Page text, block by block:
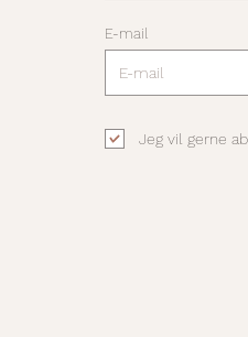
E-mail
Jeg vil gerne